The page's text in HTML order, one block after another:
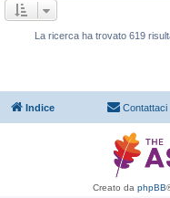
La ricerca ha trovato 619
Indice Contattaci
Creato da phpBB